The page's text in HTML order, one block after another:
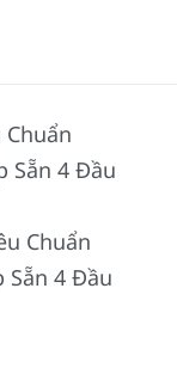
Chuẩn
Sẵn 4 Đầu